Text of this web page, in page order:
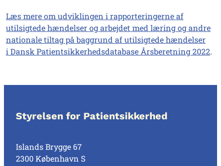
Læs mere om udviklingen i rapporteringerne af
utilsigtede hændelser og arbejdet med læring og andre
nationale tiltag på baggrund af utilsigtede hændelser
i Dansk Patientsikkerhedsdatabase Årsberetning 2022.
Styrelsen for Patientsikkerhed
Islands Brygge 67
2300 København S